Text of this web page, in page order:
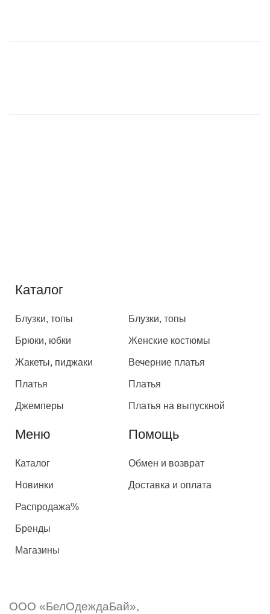
Каталог
Блузки, топы
Брюки, юбки
Жакеты, пиджаки
Платья
Джемперы
Блузки, топы
Женские костюмы
Вечерние платья
Платья
Платья на выпускной
Меню
Каталог
Новинки
Распродажа%
Бренды
Магазины
Помощь
Обмен и возврат
Доставка и оплата
ООО «БелОдеждаБай»,